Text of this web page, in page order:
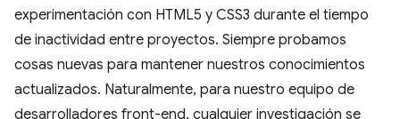
experimentación con HTML5 y CSS3 durante el tiempo
de inactividad entre proyectos. Siempre probamos
cosas nuevas para mantener nuestros conocimientos
actualizados. Naturalmente, para nuestro equipo de
desarrolladores front-end, cualquier investigación se